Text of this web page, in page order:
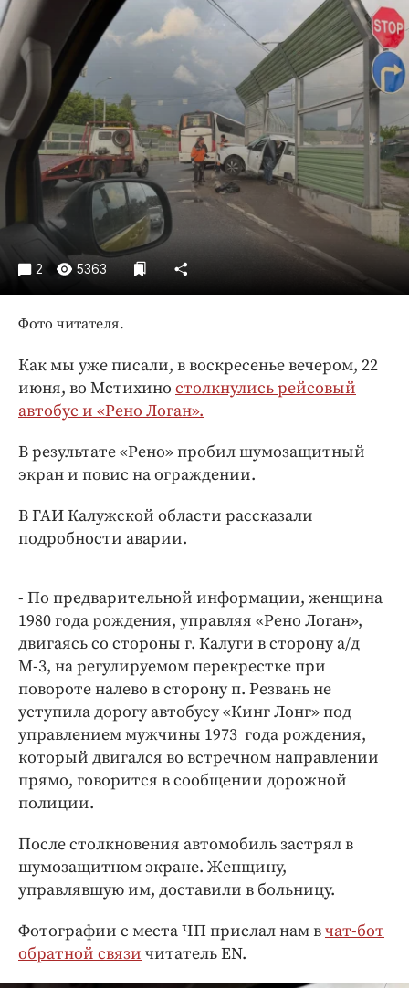
Криминал
Культура
Недвижимость и ЖКХ
Образование
Общество
Погода
Праздники
Происшествия
Спорт
Экономика и бизнес
ПРОЕКТЫ
Блоги
Издания
Медиаперсона
Интересное чтиво
Бренд года
2 5363
Фото читателя.
Как мы уже писали, в воскресенье вечером, 22
июня, во Мстихино столкнулись рейсовый
автобус и «Рено Логан».
В результате «Рено» пробил шумозащитный
экран и повис на ограждении.
В ГАИ Калужской области рассказали
подробности аварии.
- По предварительной информации, женщина
1980 года рождения, управляя «Рено Логан»,
двигаясь со стороны г. Калуги в сторону а/д
М-3, на регулируемом перекрестке при
повороте налево в сторону п. Резвань не
уступила дорогу автобусу «Кинг Лонг» под
управлением мужчины 1973 года рождения,
который двигался во встречном направлении
прямо, говорится в сообщении дорожной
полиции.
После столкновения автомобиль застрял в
шумозащитном экране. Женщину,
управлявшую им, доставили в больницу.
Фотографии с места ЧП прислал нам вчат-бот
обратной связи читатель EN.